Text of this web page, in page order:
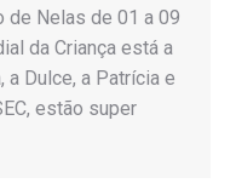
de Nelas de 01 a 09
da Criança está a
a Dulce, a Patrícia e
estão super